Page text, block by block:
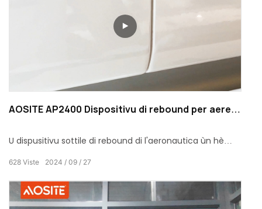
AOSITE AP2400 Dispositivu di rebound per aereo
U dispusitivu sottile di rebound di l'aeronautica ùn hè
intelligente, apposta per voi chì perseguite una qualità
eccellente.
2024 09 27
628 Viste